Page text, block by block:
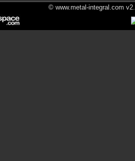
© www.metal-integral.com